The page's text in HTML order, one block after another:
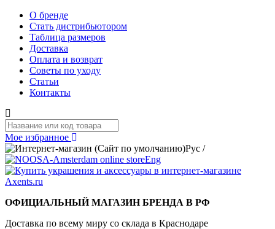
О бренде
Стать дистрибьютором
Таблица размеров
Доставка
Оплата и возврат
Советы по уходу
Статьи
Контакты
Мое избранное
Рус /
Eng
ОФИЦИАЛЬНЫЙ МАГАЗИН БРЕНДА В РФ
Доставка по всему миру со склада в Краснодаре